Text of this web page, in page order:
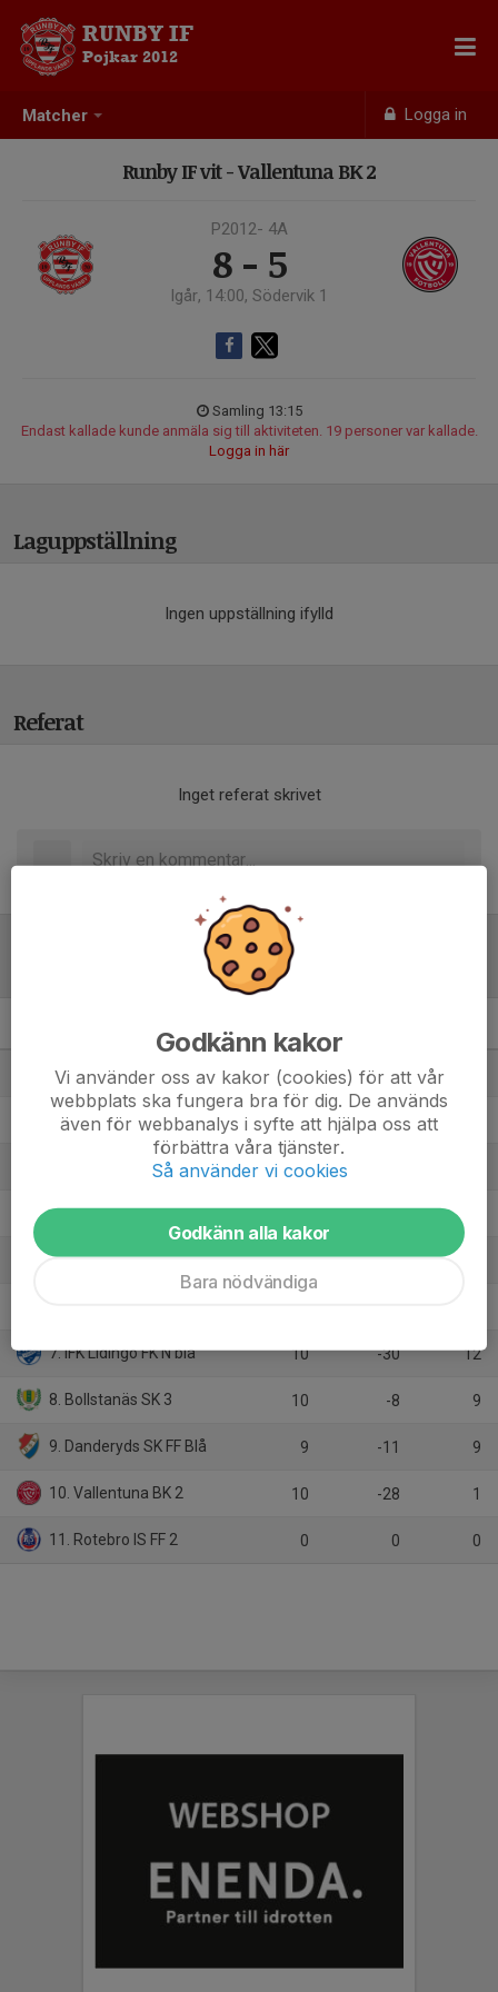
Matcher Logga in
RUNBY IF
Pojkar 2012
Runby IF vit - Vallentuna BK 2
P2012- 4A
8 - 5
Igår, 14:00, Södervik 1
Samling 13:15
Endast kallade kunde anmäla sig till aktiviteten. 19 personer var kallade.
Logga in här
Laguppställning
Ingen uppställning ifylld
Referat
Inget referat skrivet
M
1. Runby IF Vit 10 37
2. Stocksunds IF 1 9 20
3. Viggbyholms IK FF Blå 10
4. Sollentuna FK Nord 2 9 4
5. Österåker United FK Blå 10 -7
7. IFK Lidingö FK N blå 10 -30 12
8. Bollstanäs SK 3 10 -8 9
9. Danderyds SK FF Blå 9 -11 9
10. Vallentuna BK 2 10 -28 1
11. Rotebro IS FF 2 0 0 0
Godkänn kakor
Vi använder oss av kakor (cookies) för att vår
webbplats ska fungera bra för dig. De används
även för webbanalys i syfte att hjälpa oss att
förbättra våra tjänster.
Så använder vi cookies
Godkänn alla kakor
Bara nödvändiga